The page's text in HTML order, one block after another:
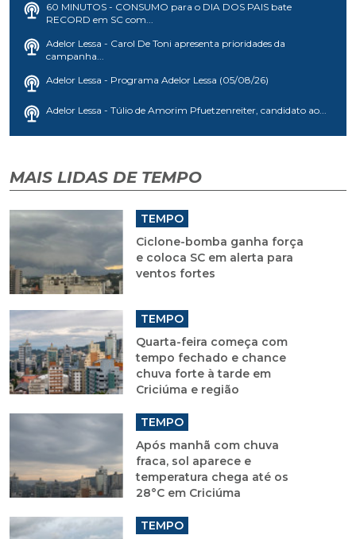
60 MINUTOS - CONSUMO para o DIA DOS PAIS bate
RECORD em SC com...
Adelor Lessa - Carol De Toni apresenta prioridades da
campanha...
Adelor Lessa - Programa Adelor Lessa (05/08/26)
Adelor Lessa - Túlio de Amorim Pfuetzenreiter, candidato ao...
MAIS LIDAS DE TEMPO
TEMPO
Ciclone-bomba ganha força
e coloca SC em alerta para
ventos fortes
TEMPO
Quarta-feira começa com
tempo fechado e chance
chuva forte à tarde em
Criciúma e região
TEMPO
Após manhã com chuva
fraca, sol aparece e
temperatura chega até os
28°C em Criciúma
TEMPO